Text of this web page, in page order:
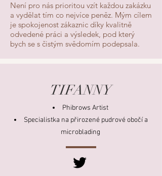
Není pro nás prioritou vzít každou zakázku
a vydělat tím co nejvíce peněz. Mým cílem
je spokojenost zákaznic díky kvalitně
odvedené práci a výsledek, pod který
bych se s čistým svědomím podepsala.
TIFANNY
Phibrows Artist
Specialistka na přirozené pudrové obočí a
microblading